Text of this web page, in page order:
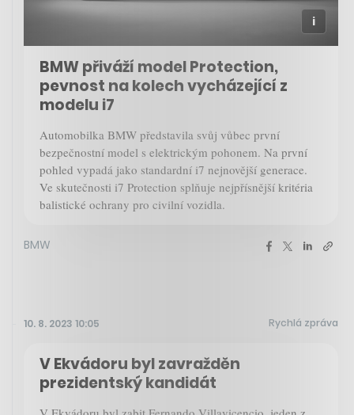
BMW přiváží model Protection,
pevnost na kolech vycházející z
modelu i7
Automobilka BMW představila svůj vůbec první
bezpečnostní model s elektrickým pohonem. Na první
pohled vypadá jako standardní i7 nejnovější generace.
Ve skutečnosti i7 Protection splňuje nejpřísnější kritéria
balistické ochrany pro civilní vozidla.
BMW
10. 8. 2023 10:05 Rychlá zpráva
V Ekvádoru byl zavražděn
prezidentský kandidát